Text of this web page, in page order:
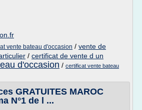
vente bateau d'occasion / vente de
/ certificat de vente d un
d'occasion / certificat vente bateau
GRATUITES MAROC
N°1 de l ...